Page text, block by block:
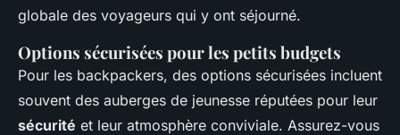
globale des voyageurs qui y ont séjourné.
Options sécurisées pour les petits budgets
Pour les backpackers, des options sécurisées incluent
souvent des auberges de jeunesse réputées pour leur
sécurité et leur atmosphère conviviale. Assurez-vous